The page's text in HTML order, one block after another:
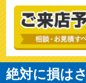
絶対に損は